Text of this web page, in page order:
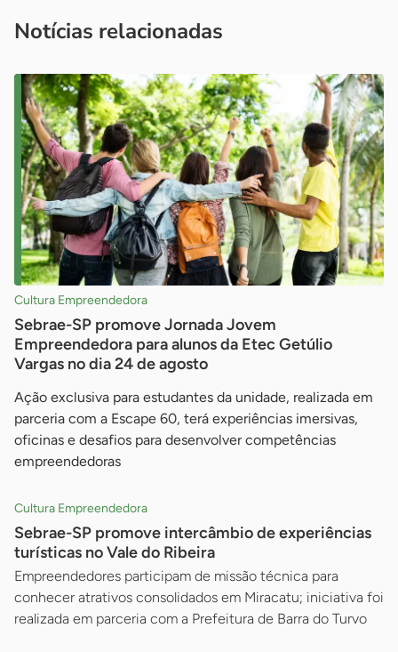
Notícias relacionadas
Cultura Empreendedora
Sebrae-SP promove Jornada Jovem
Empreendedora para alunos da Etec Getúlio
Vargas no dia 24 de agosto
Ação exclusiva para estudantes da unidade, realizada em
parceria com a Escape 60, terá experiências imersivas,
oficinas e desafios para desenvolver competências
empreendedoras
Cultura Empreendedora
Sebrae-SP promove intercâmbio de experiências
turísticas no Vale do Ribeira
Empreendedores participam de missão técnica para
conhecer atrativos consolidados em Miracatu; iniciativa foi
realizada em parceria com a Prefeitura de Barra do Turvo